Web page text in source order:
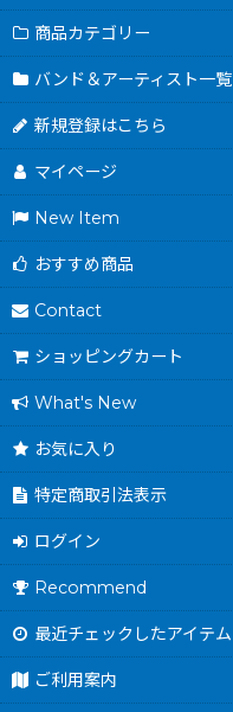
商品カテゴリー
バンド＆アーティスト一覧
新規登録はこちら
マイページ
New Item
おすすめ商品
Contact
ショッピングカート
What's New
お気に入り
特定商取引法表示
ログイン
Recommend
最近チェックしたアイテム
ご利用案内